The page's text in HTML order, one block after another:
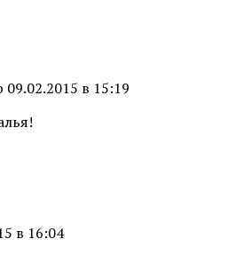
09.02.2015 в 15:19
в 16:04